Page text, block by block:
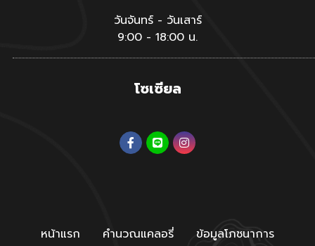
วันจันทร์ - วันเสาร์
9:00 - 18:00 น.
โซเซียล
หน้าแรก คำนวณแคลอรี่ ข้อมูลโภชนาการ